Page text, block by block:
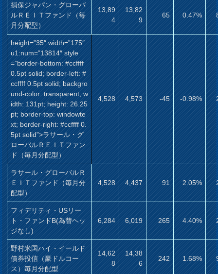
損保ジャパン・グローバ
ルＲＥＩＴファンド（毎
月分配型）
13,89
4
13,82
9
65 0.47%
height=”35″ width=”175″
u1:num=”13814″ style
=”border-bottom: #ccffff
0.5pt solid; border-left: #
ccffff 0.5pt solid; backgro
und-color: transparent; w
idth: 131pt; height: 26.25
pt; border-top: windowte
xt; border-right: #ccffff 0.
5pt solid”>ラサール・グ
ローバルＲＥＩＴファン
ド（毎月分配型）
4,528 4,573 -45 -0.98%
ラサール・グローバルＲ
ＥＩＴファンド（毎月分
配型）
4,528 4,437 91 2.05%
フィデリティ・USリー
ト・ファンドB(為替ヘッ
ジなし)
6,284 6,019 265 4.40%
野村米国ハイ・イールド
債券投信（豪ドルコー
ス）毎月分配型
14,62
8
14,38
6
242 1.68%